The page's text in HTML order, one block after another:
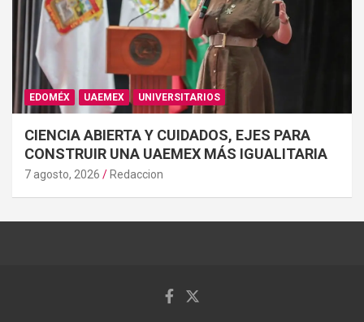
EDOMÉX UAEMEX UNIVERSITARIOS
CIENCIA ABIERTA Y CUIDADOS, EJES PARA
CONSTRUIR UNA UAEMEX MÁS IGUALITARIA
7 agosto, 2026 Redaccion